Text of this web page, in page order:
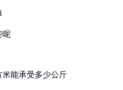
呢
能承受多少公斤